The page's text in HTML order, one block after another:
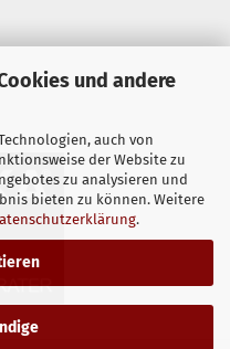
und andere
auch von
der Website zu
zu analysieren und
bieten zu können. Weitere
.